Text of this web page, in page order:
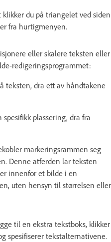
klikker du på triangelet ved siden
fra hurtigmenyen.
eller skalere teksten eller
redigeringsprogrammet:
teksten, dra ett av håndtakene
plassering, dra fra
markeringsrammen seg
Denne atferden lar teksten
innenfor et bilde i en
uten hensyn til størrelsen eller
til en ekstra tekstboks, klikker
spesifiserer tekstalternativene.